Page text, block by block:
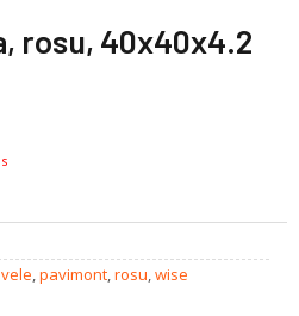
rosu, 40x40x4.2
,pavimont,rosu,wise